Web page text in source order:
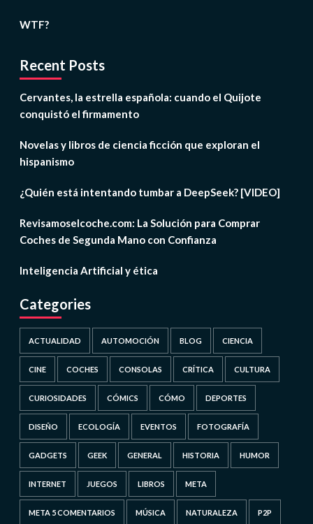
WTF?
Recent Posts
Cervantes, la estrella española: cuando el Quijote
conquistó el firmamento
Novelas y libros de ciencia ficción que exploran el
hispanismo
¿Quién está intentando tumbar a DeepSeek? [VIDEO]
Revisamoselcoche.com: La Solución para Comprar
Coches de Segunda Mano con Confianza
Inteligencia Artificial y ética
Categories
ACTUALIDAD AUTOMOCIÓN BLOG CIENCIA
CINE COCHES CONSOLAS CRÍTICA CULTURA
CURIOSIDADES CÓMICS CÓMO DEPORTES
DISEÑO ECOLOGÍA EVENTOS FOTOGRAFÍA
GADGETS GEEK GENERAL HISTORIA HUMOR
INTERNET JUEGOS LIBROS META
META 5 COMENTARIOS MÚSICA NATURALEZA P2P